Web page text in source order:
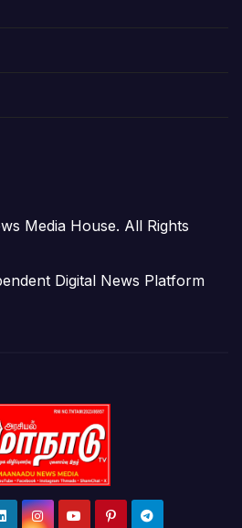
Media House. All Rights
Digital News Platform